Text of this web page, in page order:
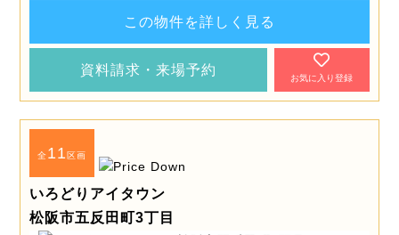
この物件を詳しく見る
資料請求・来場予約
お気に入り登録
全11区画
いろどりアイタウン
松阪市五反田町3丁目